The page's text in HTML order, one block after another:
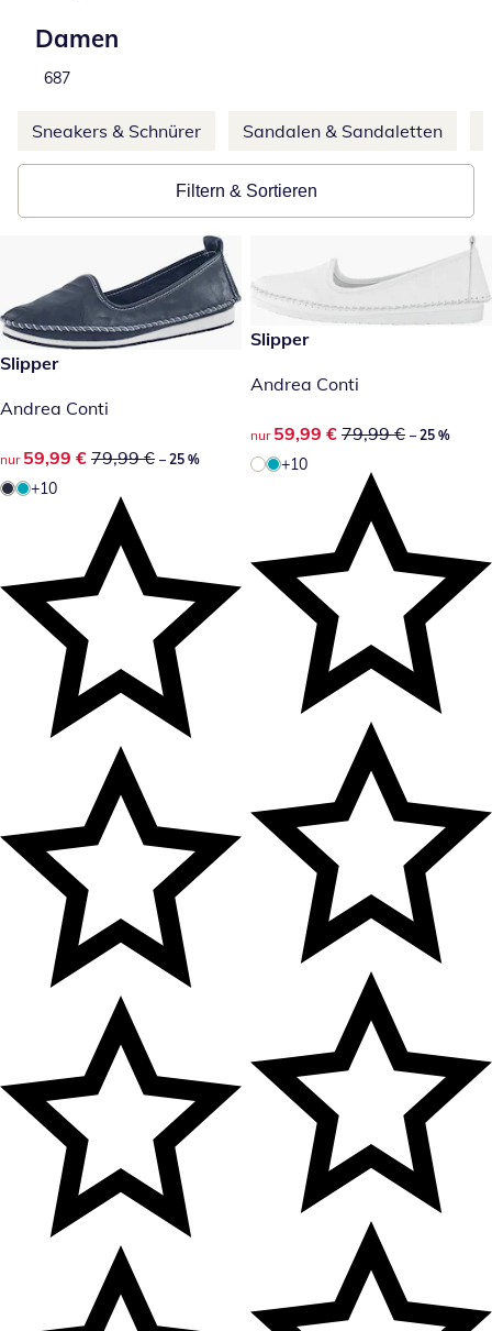
Damen
Produkte
687
Weitere Kategorien überspringen
Sneakers & Schnürer Sandalen & Sandaletten
Filtern & Sortieren
reduzierter Preis 59,99 €, vorheriger Preis: 79,99 €
-25 %
Slipper
Andrea Conti
reduzierter Preis 59,99 €, vorheriger Preis: 79,99 €
nur 59,99 € 79,99 € – 25 %
+10
reduzierter Preis 59,99 €,
-25 %
Slipper
Andrea Conti
reduzierter Preis 59,99 €,
nur 59,99 € 79,99 € – 25 %
+10